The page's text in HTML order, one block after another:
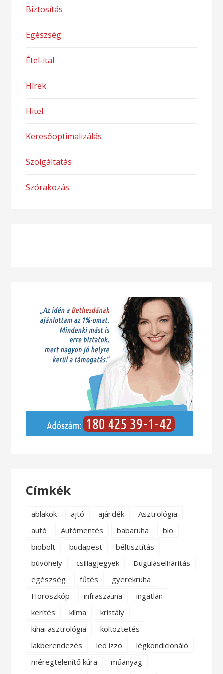
Biztosítás
Egészség
Étel-ital
Hírek
Hitel
Keresőoptimalizálás
Szolgáltatás
Szórakozás
Címkék
ablakok ajtó ajándék
Asztrológia
autó
Autómentés babaruha
bio
biobolt
budapest
béltisztítás
búvóhely
csillagjegyek
Duguláselhárítás
egészség
fűtés
gyerekruha
Horoszkóp
infraszauna
ingatlan
kerítés
klíma
kristály
kínai asztrológia
költöztetés
lakberendezés
led izzó
légkondicionáló
méregtelenítő kúra
műanyag